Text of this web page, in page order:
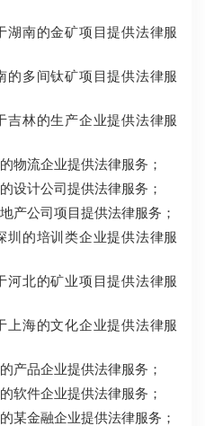
湖南的金矿项目提供法律服
的多间钛矿项目提供法律服
吉林的生产企业提供法律服
物流企业提供法律服务；
设计公司提供法律服务；
产公司项目提供法律服务；
圳的培训类企业提供法律服
河北的矿业项目提供法律服
上海的文化企业提供法律服
产品企业提供法律服务；
软件企业提供法律服务；
某金融企业提供法律服务；